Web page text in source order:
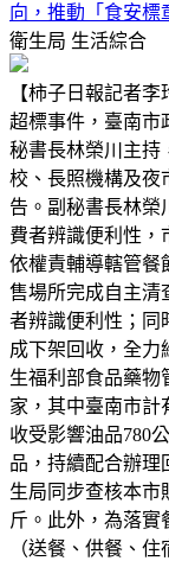
向，推動「食安標
衛生局 生活綜合
【柿子日報記者
超標事件，臺南市
秘書長林榮川主持
校、長照機構及夜
告。副秘書長林榮
費者辨識便利性，
依權責輔導轄管餐
售場所完成自主清
者辨識便利性；同
成下架回收，全力
生福利部食品藥物
家，其中臺南市計
收受影響油品780
品，持續配合辦理
生局同步查核本市
斤。此外，為落實
（送餐、供餐、